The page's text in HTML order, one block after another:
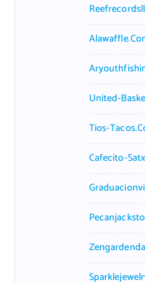
United-
Tios-
Cafecito-